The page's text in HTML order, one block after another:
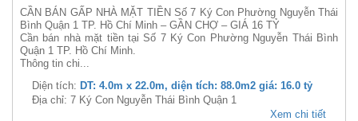
CẦN BÁN GẤP NHÀ MẶT TIỀN Số 7 Ký Con Phường Nguyễn Thái
Bình Quận 1 TP. Hồ Chí Minh – GẦN CHỢ – GIÁ 16 TỶ
Cần bán nhà mặt tiền tại Số 7 Ký Con Phường Nguyễn Thái Bình
Quận 1 TP. Hồ Chí Minh.
Thông tin chi...
Diện tích: DT: 4.0m x 22.0m, diện tích: 88.0m2 giá: 16.0 tỷ
Địa chỉ: 7 Ký Con Nguyễn Thái Bình Quận 1
Xem chi tiết